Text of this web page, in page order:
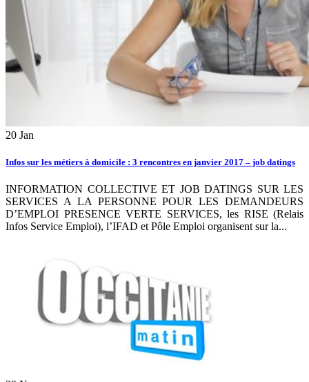
20 Jan
Infos sur les métiers à domicile : 3 rencontres en janvier 2017 – job datings
INFORMATION COLLECTIVE ET JOB DATINGS SUR LES
SERVICES A LA PERSONNE POUR LES DEMANDEURS
D’EMPLOI PRESENCE VERTE SERVICES, les RISE (Relais
Infos Service Emploi), l’IFAD et Pôle Emploi organisent sur la...